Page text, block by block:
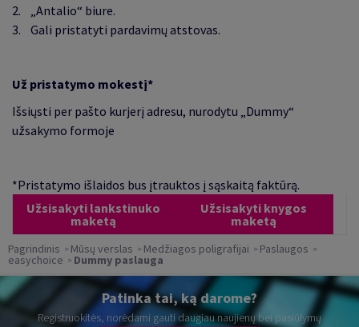
2. „Antalio“ biure.
3. Gali pristatyti pardavimų atstovas.
Už pristatymo mokestį*
Išsiųsti per pašto kurjerį adresu, nurodytu „Dummy“
užsakymo formoje
*Pristatymo išlaidos bus įtrauktos į sąskaitą faktūrą.
Užsisakyti lankstinuko
maketą
Užsisakyti knygos
maketą
Pagrindinis Mūsų verslas Medžiagos poligrafijai Paslaugos
easychoice Dummy paslauga
Patinka tai, ką darome?
Registruokitės, norėdami gauti daugiau naujienų bei pasiūlymų